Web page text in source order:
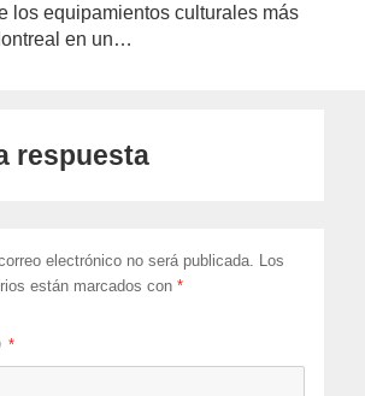
los equipamientos culturales más
en un…
respuesta
electrónico no será publicada. Los
están marcados con*
*